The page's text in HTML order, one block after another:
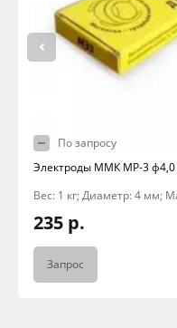
По запросу
Электроды ММК МР-3 ф4,0
Вес: 1 кг; Диаметр: 4 мм;
235 р.
Запрос